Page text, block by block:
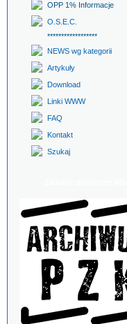
OPP 1% Informacje
O.S.E.C.
******************
NEWS wg kategorii
Artykuły
Download
Linki WWW
FAQ
Kontakt
Szukaj